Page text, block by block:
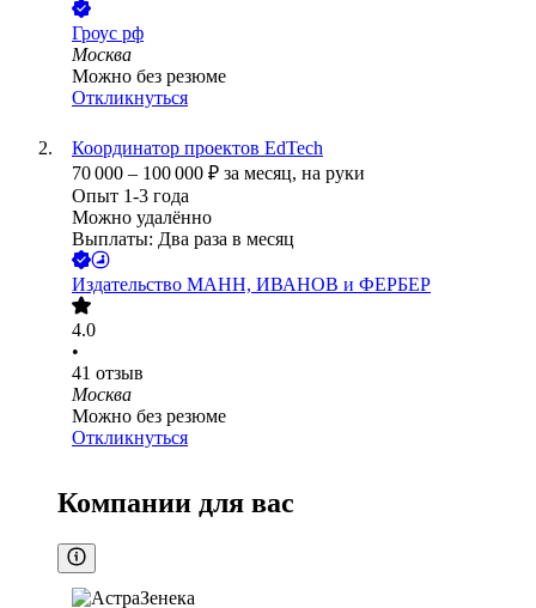
Гроус рф
Москва
Можно без резюме
Откликнуться
Координатор проектов EdTech
70 000 – 100 000 ₽ за месяц, на руки
Опыт 1-3 года
Можно удалённо
Выплаты: Два раза в месяц
Издательство МАНН, ИВАНОВ и ФЕРБЕР
4.0
•
41 отзыв
Москва
Можно без резюме
Откликнуться
Компании для вас